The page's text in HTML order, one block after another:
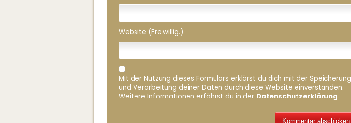
Website (Freiwillig.)
Mit der Nutzung dieses Formulars erklärst du dich mit der Speicherung
und Verarbeitung deiner Daten durch diese Website einverstanden.
Weitere Informationen erfährst du in der Datenschutzerklärung.